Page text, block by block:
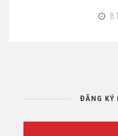
8
ĐĂNG KÝ